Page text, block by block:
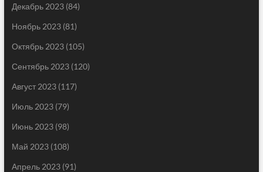
Декабрь 2023(84)
Ноябрь 2023(81)
Октябрь 2023(105)
Сентябрь 2023(120)
Август 2023(117)
Июль 2023(79)
Июнь 2023(98)
Май 2023(108)
Апрель 2023(91)